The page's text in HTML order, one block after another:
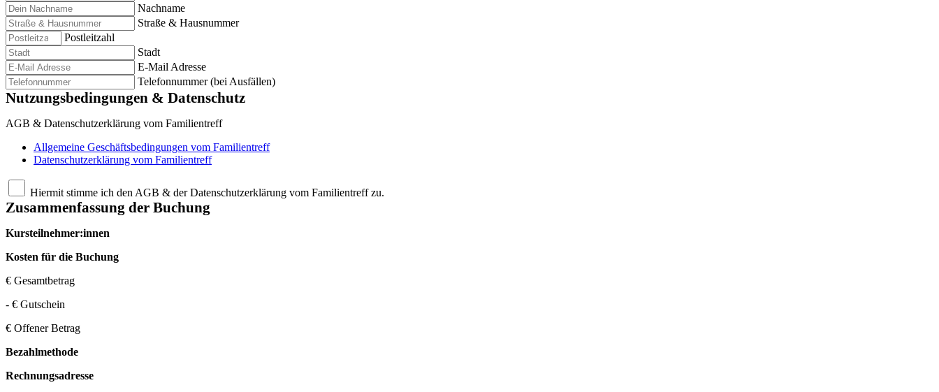
Nachname
Straße & Hausnummer
Postleitzahl
Stadt
E-Mail Adresse
Telefonnummer (bei Ausfällen)
Nutzungsbedingungen & Datenschutz
AGB & Datenschutzerklärung vom Familientreff
Allgemeine Geschäftsbedingungen vom Familientreff
Datenschutzerklärung vom Familientreff
Hiermit stimme ich den AGB & der Datenschutzerklärung vom Familientreff zu.
Zusammenfassung der Buchung
Kursteilnehmer:innen
Kosten für die Buchung
€ Gesamtbetrag
- € Gutschein
€ Offener Betrag
Bezahlmethode
Rechnungsadresse